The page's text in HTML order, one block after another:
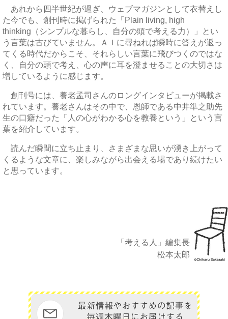
あれから四半世紀が過ぎ、ウェブマガジンとして衣替えし
た今でも、創刊時に掲げられた「Plain living, high
thinking（シンプルな暮らし、自分の頭で考える力）」とい
う言葉は古びていません。ＡＩに尋ねれば瞬時に答えが返っ
てくる時代だからこそ、それらしい言葉に飛びつくのではな
く、自分の頭で考え、心の声に耳を澄ませることの大切さは
増しているように感じます。
創刊号には、養老孟司さんのロングインタビューが掲載さ
れています。養老さんはその中で、恩師である中井準之助先
生の口癖だった「人の心がわかる心を教養という」という言
葉を紹介しています。
読んだ瞬間に立ち止まり、さまざまな思いが湧き上がって
くるような文章に、楽しみながら出会える場であり続けたい
と思っています。
「考える人」編集長
松本太郎